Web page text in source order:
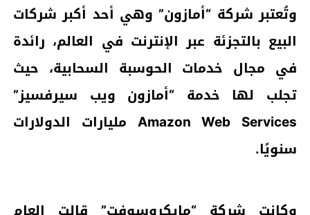
وتُعتبر شركة “أمازون” وهي أحد أكبر شركات
البيع بالتجزئة عبر الإنترنت في العالم، رائدة
في مجال خدمات الحوسبة السحابية، حيث
تجلب لها خدمة “أمازون ويب سيرفسيز”
Amazon Web Services مليارات الدولارات
سنويًا.